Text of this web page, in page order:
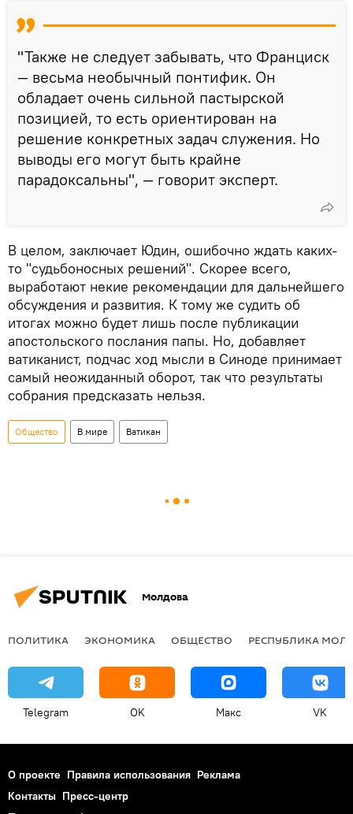
"Также не следует забывать, что Франциск
— весьма необычный понтифик. Он
обладает очень сильной пастырской
позицией, то есть ориентирован на
решение конкретных задач служения. Но
выводы его могут быть крайне
парадоксальны", — говорит эксперт.
В целом, заключает Юдин, ошибочно ждать каких-
то "судьбоносных решений". Скорее всего,
выработают некие рекомендации для дальнейшего
обсуждения и развития. К тому же судить об
итогах можно будет лишь после публикации
апостольского послания папы. Но, добавляет
ватиканист, подчас ход мысли в Синоде принимает
самый неожиданный оборот, так что результаты
собрания предсказать нельзя.
Общество В мире Ватикан
Молдова
ПОЛИТИКА ЭКОНОМИКА ОБЩЕСТВО РЕСПУБЛИКА
Telegram OK Макс VK
О проекте Правила использования Реклама
Контакты Пресс-центр